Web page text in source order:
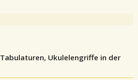
Tabulaturen, Ukulelengriffe in der